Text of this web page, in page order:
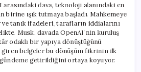
Savaşında
Şok
Belgeler
Ortaya
Çıktı”
için
arasındaki dava, teknoloji alanındaki en
birine ışık tutmaya başladı. Mahkemeye
tanık ifadeleri, tarafların iddialarını
Musk, davada OpenAI’nin kuruluş
odaklı bir yapıya dönüştüğünü
giren belgeler bu dönüşüm fikrinin ilk
getirildiğini ortaya koyuyor.